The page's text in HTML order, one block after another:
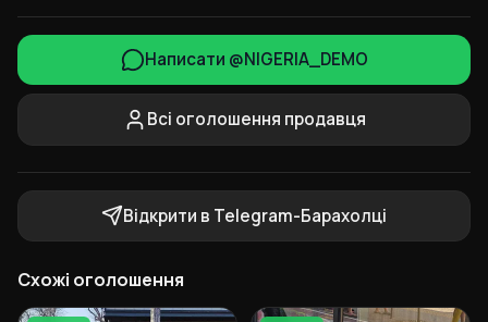
Написати @NIGERIA_DEMO
Всі оголошення продавця
Відкрити в Telegram-Барахолці
Схожі оголошення